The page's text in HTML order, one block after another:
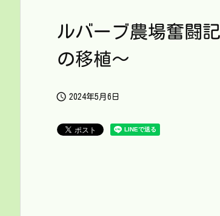
ルバーブ農場奮闘
の移植～
 2024年5月6日